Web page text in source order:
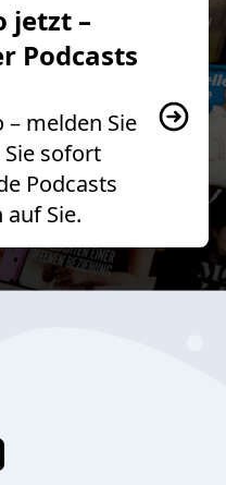
jetzt –
Podcasts
melden Sie
sofort
Podcasts
Sie.